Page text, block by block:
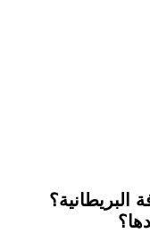
البريطانية؟